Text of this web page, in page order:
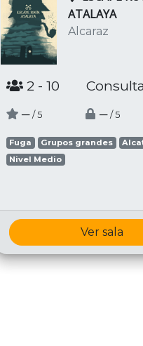
ATALAYA
Alcaraz
2 - 10
─ / 5 ─ / 5
Fuga Grupos grandes
Nivel Medio
Ver sala